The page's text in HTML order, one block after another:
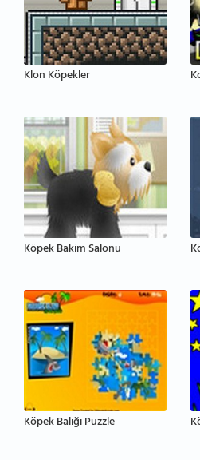
Klon Köpekler
Köpek Bakim Salonu
Köpek Balığı Puzzle